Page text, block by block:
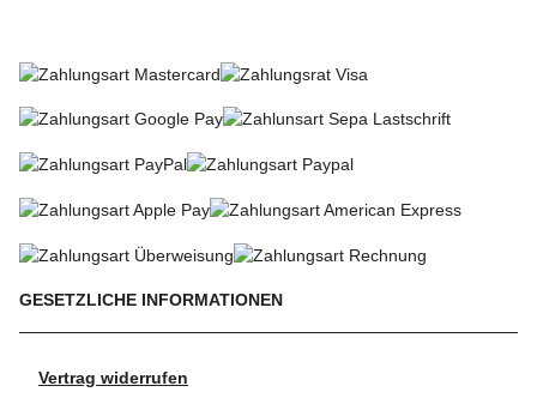
GESETZLICHE INFORMATIONEN
Vertrag widerrufen